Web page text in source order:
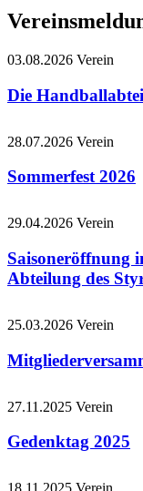
03.08.2026 Verein
Die
28.07.2026 Verein
Sommerfest 2026
29.04.2026 Verein
Saisoneröffnung
Abteilung des
25.03.2026 Verein
27.11.2025 Verein
Gedenktag 2025